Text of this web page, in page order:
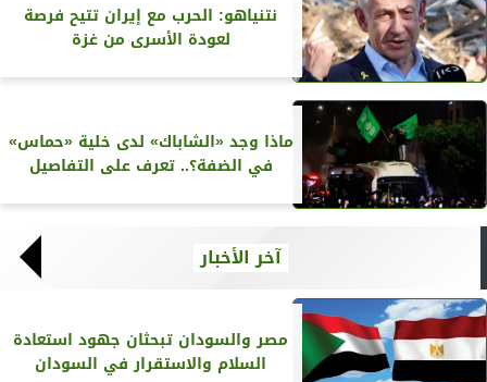
نتنياهو: الحرب مع إيران تتيح فرصة
لعودة الأسرى من غزة
ماذا وجد «الشاباك» لدى خلية «حماس»
في الضفة؟.. تعرف على التفاصيل
آخر الأخبار
مصر والسودان تبحثان جهود استعادة
السلام والاستقرار في السودان